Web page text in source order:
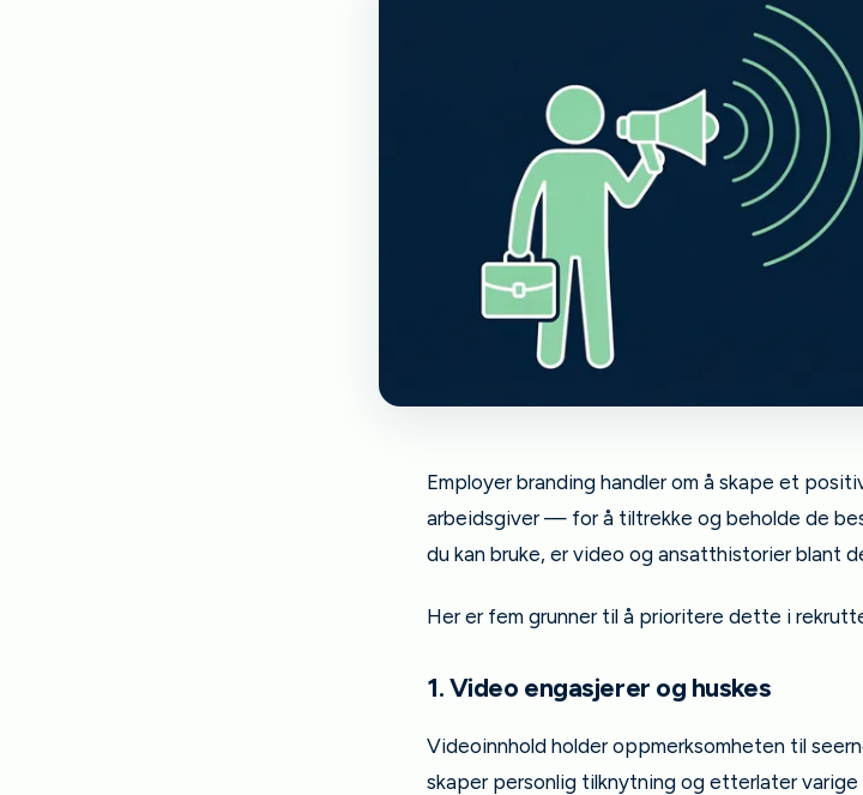
Employer branding handler om å skape et
arbeidsgiver — for å tiltrekke og beholde de
du kan bruke, er video og ansatthistorier blant
Her er fem grunner til å prioritere dette i
1. Video engasjerer og huskes
Videoinnhold holder oppmerksomheten til
skaper personlig tilknytning og etterlater varige